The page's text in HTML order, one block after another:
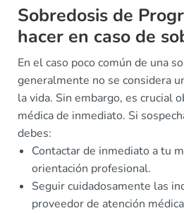
Sobredosis de
hacer en caso de
En el caso poco común de una
generalmente no se considera
la vida. Sin embargo, es crucial
médica de inmediato. Si
debes:
Contactar de inmediato a tu
orientación profesional.
Seguir cuidadosamente las
proveedor de atención